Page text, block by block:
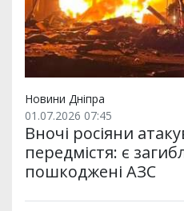
Новини Дніпра
01.07.2026 07:45
Вночі росіяни
передмістя: є
пошкоджені АЗС